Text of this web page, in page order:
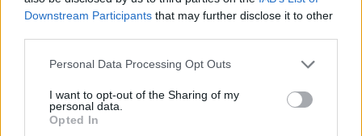
Downstream Participants that may further disclose it to other
Please note that this website/app uses one or more Google
not limited to your visit or usage behaviour. You may click to
grant or deny consent to Google and its third-party tags to
use your data for below specified purposes in below Google
Personal Data Processing Opt Outs
I want to opt-out of the Sharing of my
personal data.
Opted In
στους ρυθμούς των
Ινστιτούτο «έπιασε»
δονήσεις κατά τη διάρκεια
της συναυλίας
της Μητέρας με
γεμάτο ατάκες από
της – «Μην